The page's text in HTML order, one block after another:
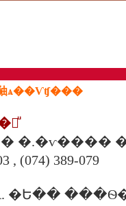
ѧ��Ѵʧ���
�.�ѵ����
, (074) 389-079
�Ե��